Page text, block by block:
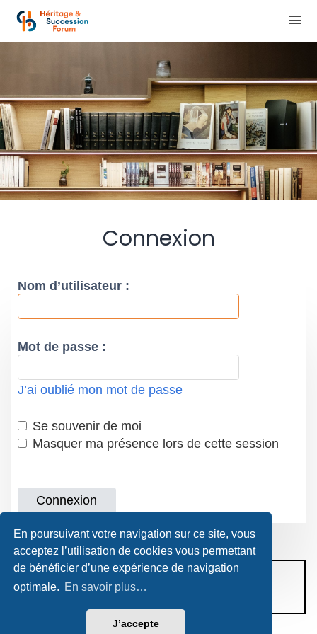
En poursuivant votre navigation sur ce site, vous
acceptez l’utilisation de cookies vous permettant
de bénéficier d’une expérience de navigation
optimale. En savoir plus…
J’accepte
Connexion
Nom d’utilisateur :
Mot de passe :
J’ai oublié mon mot de passe
Se souvenir de moi
Masquer ma présence lors de cette session
CONDITIONS D’UTILISATION
POLITIQUE DE VIE PRIVÉE